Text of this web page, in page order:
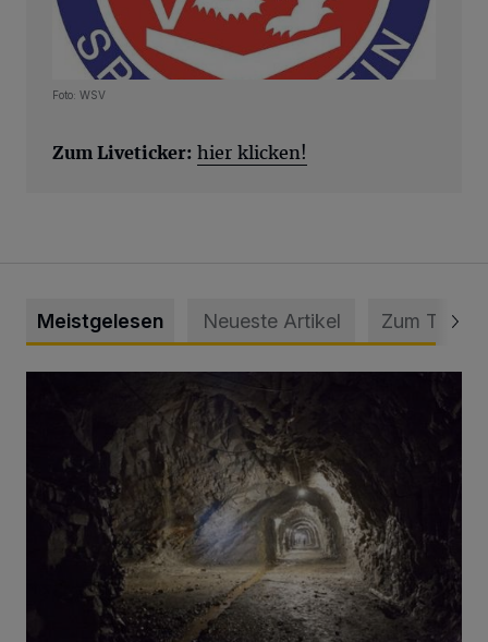
Foto: WSV
Zum Liveticker: hier klicken!
Meistgelesen Neueste Artikel Zum Thema